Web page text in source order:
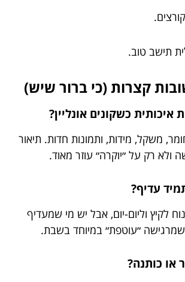
תישב טוב.
קצרות (כי ברור שיש)
איכותית כשקונים אונליין?
משקל, מידות, ותמונות חדות. תיאור
רק על ״יוקרה״ עוזר מאוד.
עדיף?
לקיץ וליום-יום, אבל יש מי שמעדיף
״עוטפת״ במיוחד בשבת.
או כותנה?